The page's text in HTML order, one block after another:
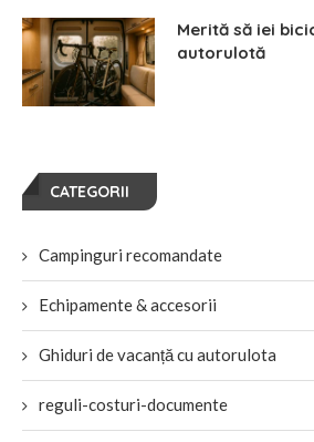
Merită să iei
autorulotă
CATEGORII
Campinguri recomandate
Echipamente & accesorii
Ghiduri de vacanță cu autorulota
reguli-costuri-documente